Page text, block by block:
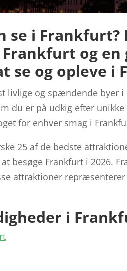
se i
og en
se og opleve i
livlige og spændende byer
du er på udkig efter
for enhver smag i
25 af de bedste
besøge Frankfurt i 2026.
attraktioner
i